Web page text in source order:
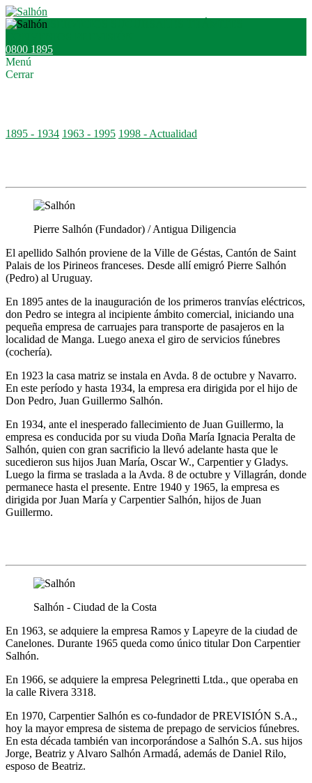
0800 1895
Menú
Cerrar
1895 - 1934 1963 - 1995 1998 - Actualidad
Pierre Salhón (Fundador) / Antigua Diligencia
El apellido Salhón proviene de la Ville de Géstas, Cantón de Saint
Palais de los Pirineos franceses. Desde allí emigró Pierre Salhón
(Pedro) al Uruguay.
En 1895 antes de la inauguración de los primeros tranvías eléctricos,
don Pedro se integra al incipiente ámbito comercial, iniciando una
pequeña empresa de carruajes para transporte de pasajeros en la
localidad de Manga. Luego anexa el giro de servicios fúnebres
(cochería).
En 1923 la casa matriz se instala en Avda. 8 de octubre y Navarro.
En este período y hasta 1934, la empresa era dirigida por el hijo de
Don Pedro, Juan Guillermo Salhón.
En 1934, ante el inesperado fallecimiento de Juan Guillermo, la
empresa es conducida por su viuda Doña María Ignacia Peralta de
Salhón, quien con gran sacrificio la llevó adelante hasta que le
sucedieron sus hijos Juan María, Oscar W., Carpentier y Gladys.
Luego la firma se traslada a la Avda. 8 de octubre y Villagrán, donde
permanece hasta el presente. Entre 1940 y 1965, la empresa es
dirigida por Juan María y Carpentier Salhón, hijos de Juan
Guillermo.
Salhón - Ciudad de la Costa
En 1963, se adquiere la empresa Ramos y Lapeyre de la ciudad de
Canelones. Durante 1965 queda como único titular Don Carpentier
Salhón.
En 1966, se adquiere la empresa Pelegrinetti Ltda., que operaba en
la calle Rivera 3318.
En 1970, Carpentier Salhón es co-fundador de PREVISIÓN S.A.,
hoy la mayor empresa de sistema de prepago de servicios fúnebres.
En esta década también van incorporándose a Salhón S.A. sus hijos
Jorge, Beatriz y Alvaro Salhón Armadá, además de Daniel Rilo,
esposo de Beatriz.